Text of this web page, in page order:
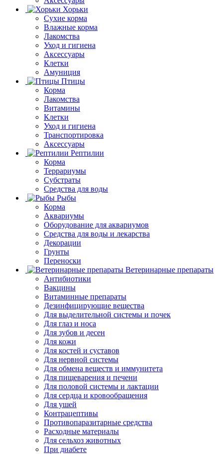
Хорьки
Сухие корма
Влажные корма
Лакомства
Уход и гигиена
Аксессуары
Клетки
Амуниция
Птицы
Корма
Лакомства
Витамины
Клетки
Уход и гигиена
Транспортировка
Аксессуары
Рептилии
Корма
Террариумы
Субстраты
Средства для воды
Рыбы
Корма
Аквариумы
Оборудование для аквариумов
Средства для воды и лекарства
Декорации
Грунты
Переноски
Ветеринарные препараты
Антибиотики
Вакцины
Витаминные препараты
Дезинфицирующие вещества
Для выделительной системы и почек
Для глаз и носа
Для зубов и десен
Для кожи
Для костей и суставов
Для нервной системы
Для обмена веществ и иммунитета
Для пищеварения и печени
Для половой системы и лактации
Для сердца и кровообращения
Для ушей
Контрацептивы
Противопаразитарные средства
Расходные материалы
Для сельхоз животных
При диабете